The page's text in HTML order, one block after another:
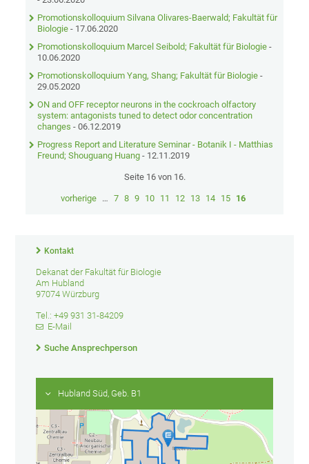
Promotionskolloquium Silvana Olivares-Baerwald; Fakultät für
Biologie- 17.06.2020
Promotionskolloquium Marcel Seibold; Fakultät für Biologie -
10.06.2020
Promotionskolloquium Yang, Shang; Fakultät für Biologie -
29.05.2020
ON and OFF receptor neurons in the cockroach olfactory
system: antagonists tuned to detect odor concentration
changes - 06.12.2019
Progress Report and Literature Seminar - Botanik I - Matthias
Freund; Shouguang Huang - 12.11.2019
Seite 16 von 16.
vorherige … 7 8 9 10 11 12 13 14 15 16
Kontakt
Dekanat der Fakultät für Biologie
Am Hubland
97074 Würzburg
Tel.: +49 931 31-84209
E-Mail
Suche Ansprechperson
Hubland Süd, Geb. B1